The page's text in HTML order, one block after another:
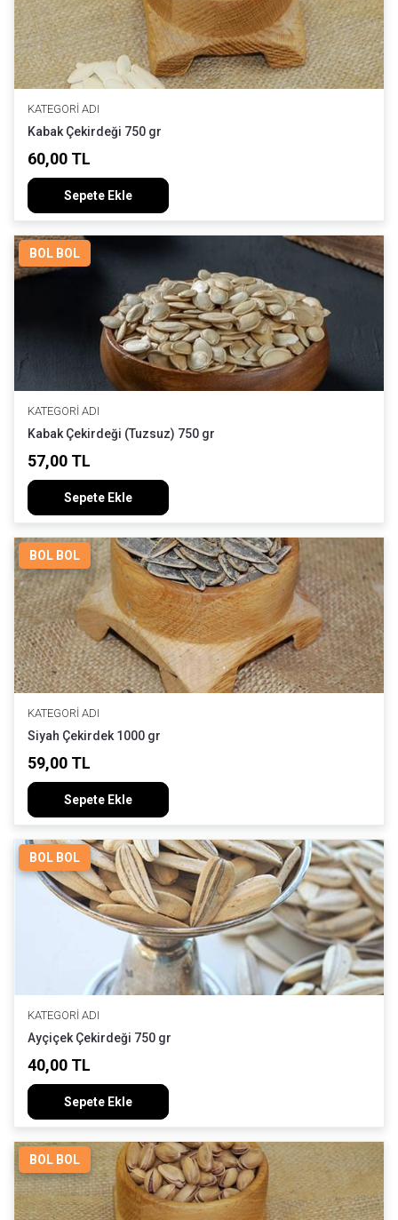
KATEGORI ADI
Kabak Çekirdeği 750 gr
60,00 TL
Sepete Ekle
BOL BOL
KATEGORI ADI
Kabak Çekirdeği (Tuzsuz) 750 gr
57,00 TL
Sepete Ekle
BOL BOL
KATEGORI ADI
Siyah Çekirdek 1000 gr
59,00 TL
Sepete Ekle
BOL BOL
KATEGORI ADI
Ayçiçek Çekirdeği 750 gr
40,00 TL
Sepete Ekle
BOL BOL